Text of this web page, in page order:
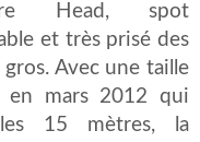
Head, spot
et très prisé des
Avec une taille
en mars 2012 qui
15 mètres, la